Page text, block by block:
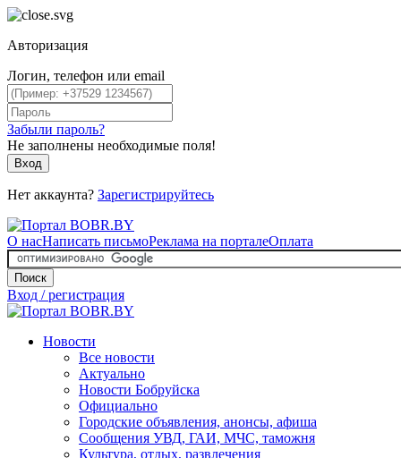
Авторизация
Логин, телефон или email
Забыли пароль?
Не заполнены необходимые поля!
Вход
Нет аккаунта? Зарегистрируйтесь
О насНаписать письмоРеклама на порталеОплата
Поиск
Вход / регистрация
Новости
Все новости
Актуально
Новости Бобруйска
Официально
Городские объявления, анонсы, афиша
Сообщения УВД, ГАИ, МЧС, таможня
Культура, отдых, развлечения